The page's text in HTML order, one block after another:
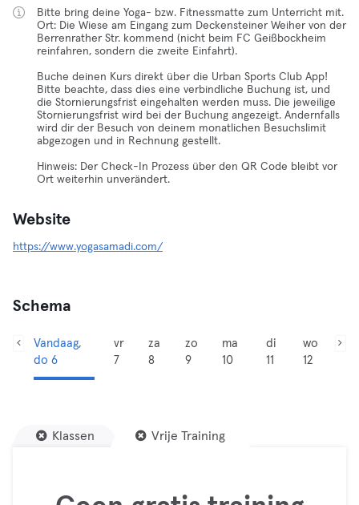
Bitte bring deine Yoga- bzw. Fitnessmatte zum Unterricht mit.
Ort: Die Wiese am Eingang zum Deckensteiner Weiher von der
Berrenrather Str. kommend (nicht beim FC Geißbockheim
reinfahren, sondern die zweite Einfahrt).
Buche deinen Kurs direkt über die Urban Sports Club App!
Bitte beachte, dass dies eine verbindliche Buchung ist, und
die Stornierungsfrist eingehalten werden muss. Die jeweilige
Stornierungsfrist wird bei der Buchung angezeigt. Andernfalls
wird dir der Besuch von deinem monatlichen Besuchslimit
abgezogen und in Rechnung gestellt.
Hinweis: Der Check-In Prozess über den QR Code bleibt vor
Ort weiterhin unverändert.
Website
https://www.yogasamadi.com/
Schema
Vandaag,
do 6
vr
7
za
8
zo
9
ma
10
di
11
wo
12
Klassen Vrije Training